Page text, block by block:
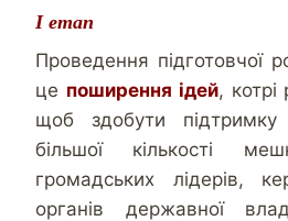
І етап
Проведення підготовчої
це поширення ідей, котрі
щоб здобути
більшої кількості
громадських лідерів,
органів державної